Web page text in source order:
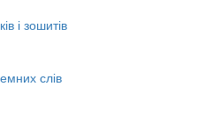
і зошитів
слів